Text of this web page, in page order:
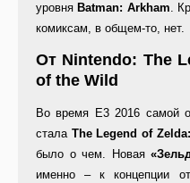
уровня Batman: Arkham.
комиксам, в общем-то, нет.
От Nintendo: The
of the Wild
Во время E3 2016 самой
стала The Legend of
было о чем. Новая
именно – к концепции